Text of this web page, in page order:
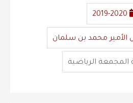
2019-2020
الأمير محمد بن سلمان
المجمعة الرياضية